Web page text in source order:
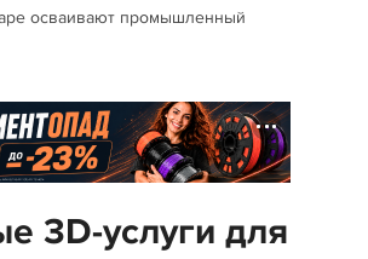
осваивают промышленный
3D‑услуги для